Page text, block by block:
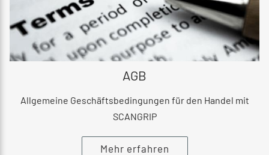
AGB
Allgemeine Geschäftsbedingungen für den Handel mit
SCANGRIP
Mehr erfahren